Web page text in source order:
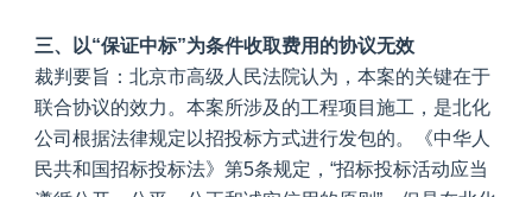
三、以“保证中标”为条件收取费用的协议无效
裁判要旨：北京市高级人民法院认为，本案的关键在于
联合协议的效力。本案所涉及的工程项目施工，是北化
公司根据法律规定以招投标方式进行发包的。《中华人
民共和国招标投标法》第5条规定，“招标投标活动应当